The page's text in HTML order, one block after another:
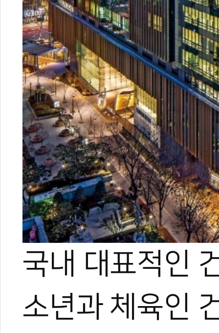
국내 대표적인
소년과 체육인
#서울시체육회 #GS건설 #체육복지 #비인기종목 #업무협약
0